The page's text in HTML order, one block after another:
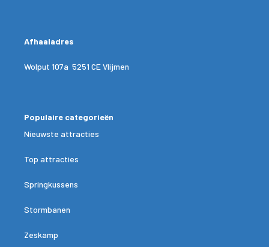
Afhaaladres
Wolput 107a 5251 CE Vlijmen
Populaire categorieën
Nieuwste attracties
Top attracties
Springkussens
Stormbanen
Zeskamp